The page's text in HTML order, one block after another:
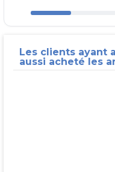
Les clients ayant
aussi acheté les